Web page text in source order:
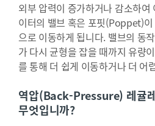
외부 압력이 증가하거나 감소하여
이터의 밸브 혹은 포핏(Poppet)
으로 이동하게 됩니다. 밸브의 동
가 다시 균형을 잡을 때까지 유량
를 통해 더 쉽게 이동하거나 더 어
역압(Back-Pressure) 레귤
무엇입니까?